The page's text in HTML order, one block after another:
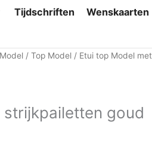
Tijdschriften
Wenskaarten
/ Top Model / Etui top Model met
goud